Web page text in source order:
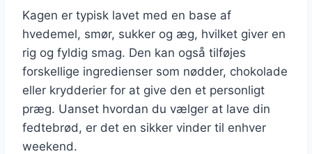
Kagen er typisk lavet med en base af
hvedemel, smør, sukker og æg, hvilket giver en
rig og fyldig smag. Den kan også tilføjes
forskellige ingredienser som nødder, chokolade
eller krydderier for at give den et personligt
præg. Uanset hvordan du vælger at lave din
fedtebrød, er det en sikker vinder til enhver
weekend.